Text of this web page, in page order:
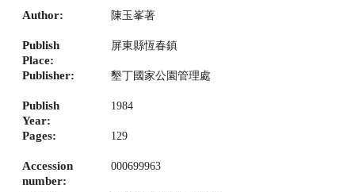
Author: 陳玉峯著
Publish
Place:
屏東縣恆春鎮
Publisher: 墾丁國家公園管理處
Publish
Year:
1984
Pages: 129
Accession
number:
000699963